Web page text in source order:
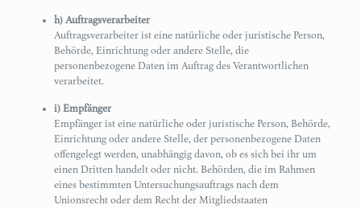
h) Auftragsverarbeiter
Auftragsverarbeiter ist eine natürliche oder juristische Person,
Behörde, Einrichtung oder andere Stelle, die
personenbezogene Daten im Auftrag des Verantwortlichen
verarbeitet.
i) Empfänger
Empfänger ist eine natürliche oder juristische Person, Behörde,
Einrichtung oder andere Stelle, der personenbezogene Daten
offengelegt werden, unabhängig davon, ob es sich bei ihr um
einen Dritten handelt oder nicht. Behörden, die im Rahmen
eines bestimmten Untersuchungsauftrags nach dem
Unionsrecht oder dem Recht der Mitgliedstaaten